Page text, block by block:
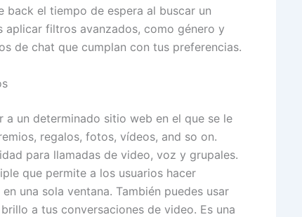
back el tiempo de espera al buscar un
aplicar filtros avanzados, como género y
de chat que cumplan con tus preferencias.
a un determinado sitio web en el que se le
regalos, fotos, vídeos, and so on.
para llamadas de video, voz y grupales.
que permite a los usuarios hacer
una sola ventana. También puedes usar
a tus conversaciones de video. Es una